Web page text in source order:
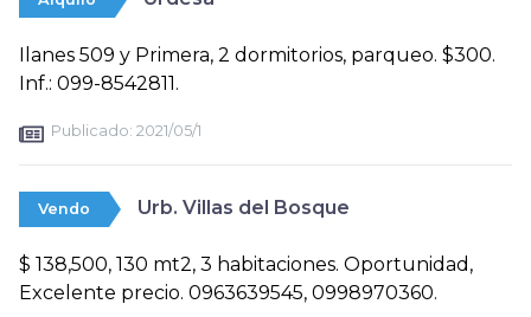
Ilanes 509 y Primera, 2 dormitorios, parqueo. $300.
Inf.: 099-8542811.
Publicado: 2021/05/1
Vendo Urb. Villas del Bosque
$ 138,500, 130 mt2, 3 habitaciones. Oportunidad,
Excelente precio. 0963639545, 0998970360.